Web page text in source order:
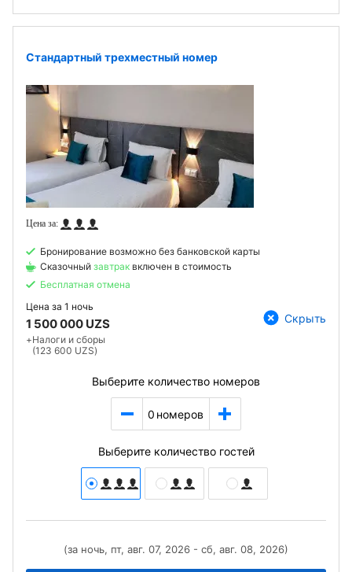
Стандартный трехместный номер
Бронирование возможно без банковской карты
Сказочный завтрак включен в стоимость
Бесплатная отмена
Цена за 1 ночь
1 500 000 UZS
+Налоги и сборы
(123 600 UZS)
Скрыть
Выберите количество номеров
0 номеров
Выберите количество гостей
(за ночь, пт, авг. 07, 2026 - сб, авг. 08, 2026)